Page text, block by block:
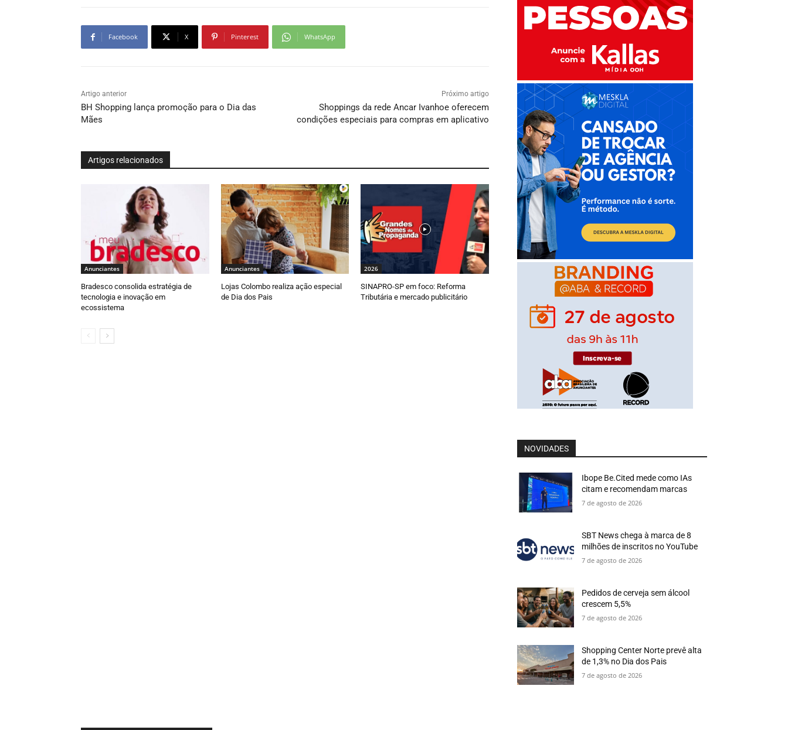
Facebook X Pinterest WhatsApp
Artigo anterior
BH Shopping lança promoção para o Dia das
Mães
Próximo artigo
Shoppings da rede Ancar Ivanhoe oferecem
condições especiais para compras em aplicativo
Artigos relacionados
Anunciantes
Bradesco consolida estratégia de
tecnologia e inovação em
ecossistema
Anunciantes
Lojas Colombo realiza ação especial
de Dia dos Pais
2026
SINAPRO-SP em foco: Reforma
Tributária e mercado publicitário
NOVIDADES
Ibope Be.Cited mede como IAs
citam e recomendam marcas
7 de agosto de 2026
SBT News chega à marca de 8
milhões de inscritos no YouTube
7 de agosto de 2026
Pedidos de cerveja sem álcool
crescem 5,5%
7 de agosto de 2026
Shopping Center Norte prevê alta
de 1,3% no Dia dos Pais
7 de agosto de 2026